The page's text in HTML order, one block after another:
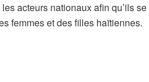
acteurs nationaux afin qu’ils se
femmes et des filles haïtiennes.